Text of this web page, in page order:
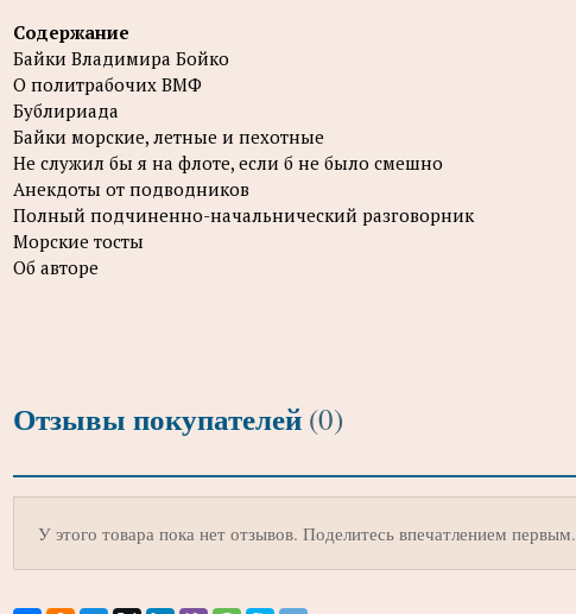
Содержание
Байки Владимира Бойко
О политрабочих ВМФ
Бублириада
Байки морские, летные и пехотные
Не служил бы я на флоте, если б не было смешно
Анекдоты от подводников
Полный подчиненно-начальнический разговорник
Морские тосты
Об авторе
Отзывы покупателей (0)
У этого товара пока нет отзывов. Поделитесь впечатлением первым.